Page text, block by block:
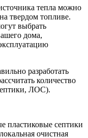
тепла можно
твердом топливе.
выбрать
дома,
разработать
количество
ЛОС).
пластиковые септики
очистная